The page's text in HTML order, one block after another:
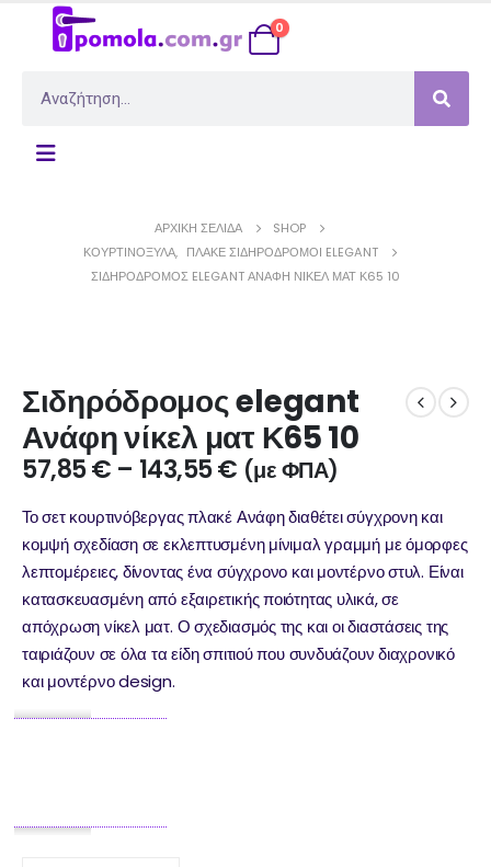
0
ΑΡΧΙΚΉ ΣΕΛΊΔΑ
SHOP
ΚΟΥΡΤΙΝΌΞΥΛΑ, ΠΛΑΚΈ ΣΙΔΗΡΌΔΡΟΜΟΙ ELEGANT
ΣΙΔΗΡΌΔΡΟΜΟΣ ELEGANT ΑΝΆΦΗ ΝΊΚΕΛ ΜΑΤ Κ65 10
Σιδηρόδρομος elegant
Ανάφη νίκελ ματ Κ65 10
57,85€ – 143,55€ (με ΦΠΑ)
Το σετ κουρτινόβεργας πλακέ Ανάφη διαθέτει σύγχρονη και
κομψή σχεδίαση σε εκλεπτυσμένη μίνιμαλ γραμμή με όμορφες
λεπτομέρειες, δίνοντας ένα σύγχρονο και μοντέρνο στυλ. Είναι
κατασκευασμένη από εξαιρετικής ποιότητας υλικά, σε
απόχρωση νίκελ ματ. Ο σχεδιασμός της και οι διαστάσεις της
ταιριάζουν σε όλα τα είδη σπιτιού που συνδυάζουν διαχρονικό
και μοντέρνο design.